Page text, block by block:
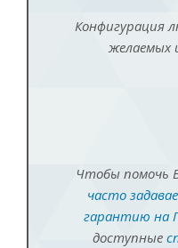
Конфигурация
желаемых
Чтобы помочь
часто
гарантию на
доступные